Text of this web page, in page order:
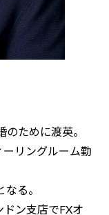
ために渡英。
リングルーム勤
る。
ン支店でFXオ